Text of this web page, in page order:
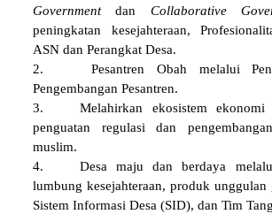
Governmentdan Collaborative
peningkatan kesejahteraan,
ASN dan Perangkat Desa.
2. Pesantren Obah melalui
Pengembangan Pesantren.
3. Melahirkan ekosistem ekonomi
penguatan regulasi dan
muslim.
4. Desa maju dan berdaya melalui
lumbung kesejahteraan, produk unggulan
Sistem Informasi Desa (SID), dan Tim